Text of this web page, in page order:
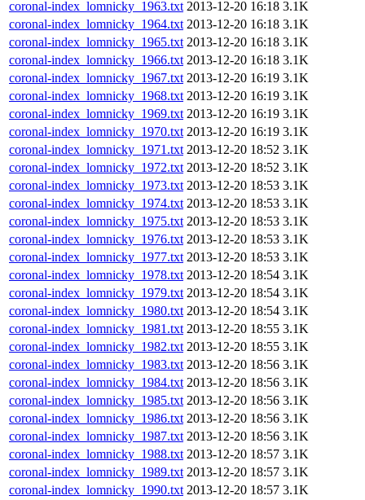
coronal-index_lomnicky_1963.txt 2013-12-20 16:18 3.1K
coronal-index_lomnicky_1964.txt 2013-12-20 16:18 3.1K
coronal-index_lomnicky_1965.txt 2013-12-20 16:18 3.1K
coronal-index_lomnicky_1966.txt 2013-12-20 16:18 3.1K
coronal-index_lomnicky_1967.txt 2013-12-20 16:19 3.1K
coronal-index_lomnicky_1968.txt 2013-12-20 16:19 3.1K
coronal-index_lomnicky_1969.txt 2013-12-20 16:19 3.1K
coronal-index_lomnicky_1970.txt 2013-12-20 16:19 3.1K
coronal-index_lomnicky_1971.txt 2013-12-20 18:52 3.1K
coronal-index_lomnicky_1972.txt 2013-12-20 18:52 3.1K
coronal-index_lomnicky_1973.txt 2013-12-20 18:53 3.1K
coronal-index_lomnicky_1974.txt 2013-12-20 18:53 3.1K
coronal-index_lomnicky_1975.txt 2013-12-20 18:53 3.1K
coronal-index_lomnicky_1976.txt 2013-12-20 18:53 3.1K
coronal-index_lomnicky_1977.txt 2013-12-20 18:53 3.1K
coronal-index_lomnicky_1978.txt 2013-12-20 18:54 3.1K
coronal-index_lomnicky_1979.txt 2013-12-20 18:54 3.1K
coronal-index_lomnicky_1980.txt 2013-12-20 18:54 3.1K
coronal-index_lomnicky_1981.txt 2013-12-20 18:55 3.1K
coronal-index_lomnicky_1982.txt 2013-12-20 18:55 3.1K
coronal-index_lomnicky_1983.txt 2013-12-20 18:56 3.1K
coronal-index_lomnicky_1984.txt 2013-12-20 18:56 3.1K
coronal-index_lomnicky_1985.txt 2013-12-20 18:56 3.1K
coronal-index_lomnicky_1986.txt 2013-12-20 18:56 3.1K
coronal-index_lomnicky_1987.txt 2013-12-20 18:56 3.1K
coronal-index_lomnicky_1988.txt 2013-12-20 18:57 3.1K
coronal-index_lomnicky_1989.txt 2013-12-20 18:57 3.1K
coronal-index_lomnicky_1990.txt 2013-12-20 18:57 3.1K